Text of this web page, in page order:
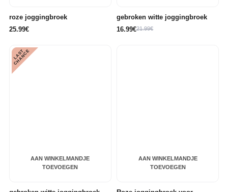
roze joggingbroek
25.99€
gebroken witte joggingbroek
16.99€21.99€
AAN WINKELMANDJE
TOEVOEGEN
L
A
S
T
C
H
A
N
C
E
AAN WINKELMANDJE
TOEVOEGEN